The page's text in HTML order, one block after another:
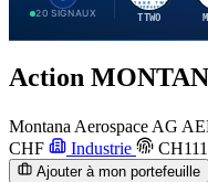
20 SIGNAUX TTWO
Action
Montana Aerospace AG
CHF
Industrie
Ajouter à mon portefeuille